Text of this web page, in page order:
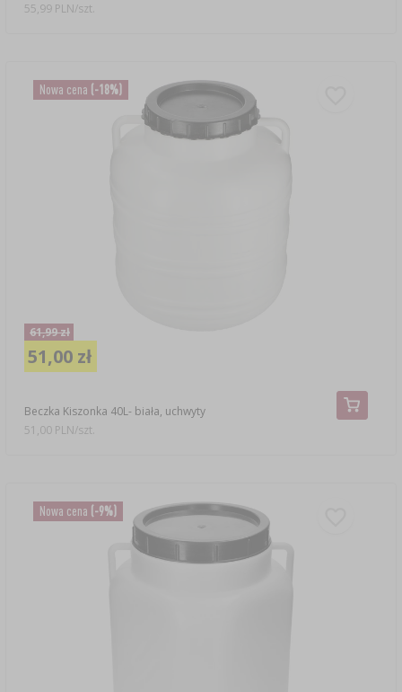
55,99 PLN/szt.
Nowa cena (-18%)
Beczka Kiszonka 40L- biała, uchwyty
61,99 zł
51,00 zł
51,00 PLN/szt.
Nowa cena (-9%)